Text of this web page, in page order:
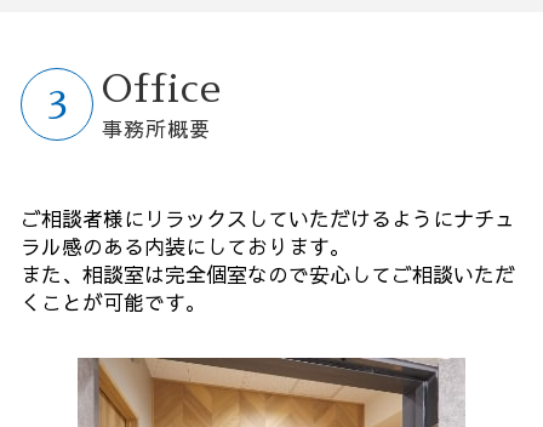
Office
事務所概要
ご相談者様にリラックスしていただけるようにナチュ
ラル感のある内装にしております。
また、相談室は完全個室なので安心してご相談いただ
くことが可能です。